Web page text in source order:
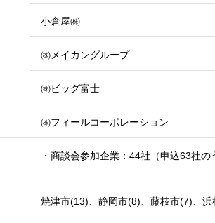
小倉屋㈱
㈱メイカングループ
㈱ビッグ富士
㈱フィールコーポレーション
・商談会参加企業：44社（申込63社の
焼津市(13)、静岡市(8)、藤枝市(7)、